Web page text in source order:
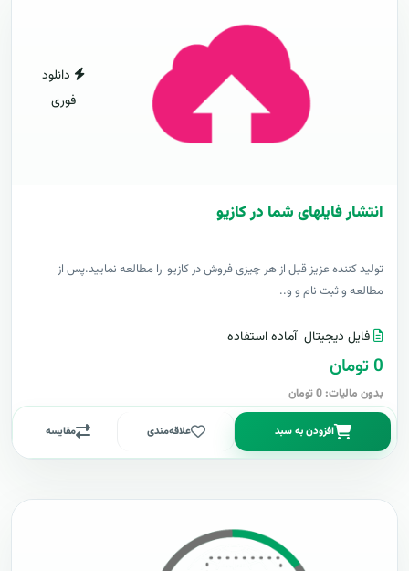
دانلود
فوری
انتشار فایلهای شما در کازیو
توليد کننده عزيز قبل از هر چیزی فروش در کازیو را مطالعه نمایید.پس از
مطالعه و ثبت نام و و..
فایل دیجیتال آماده استفاده
0 تومان
بدون مالیات: 0 تومان
افزودن به سبد علاقه‌مندی مقایسه